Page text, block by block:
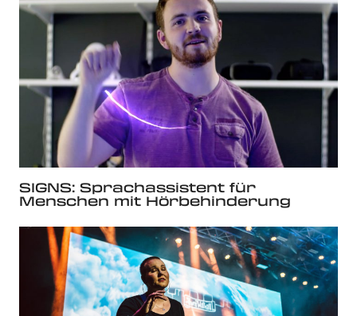
SIGNS: Sprachassistent für
Menschen mit Hörbehinderung